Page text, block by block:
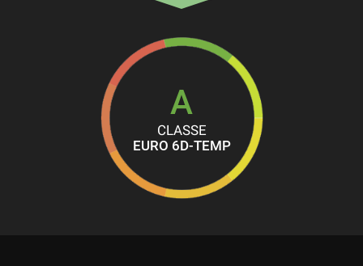
Sensori di parcheggio anteriori
Sensori di parcheggio posteriori
Sistema di avviso di distanza
Sistema di chiamata d'emergenza
Navigatore satellitare
A
CLASSE
EURO 6D-TEMP